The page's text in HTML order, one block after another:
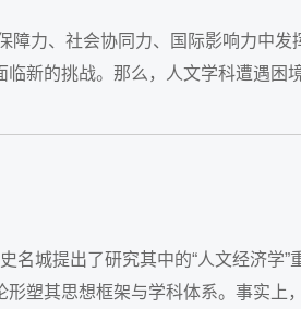
障力、社会协同力、国际影响力中发
新的挑战。那么，人文学科遭遇困
名城提出了研究其中的“人文经济学”
塑其思想框架与学科体系。事实上